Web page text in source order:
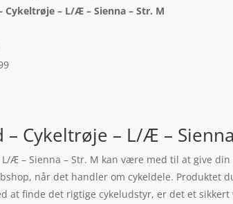
Cykeltrøje – L/Æ – Sienna – Str. M
– Cykeltrøje – L/Æ –
L/Æ – Sienna – Str. M kan være med til at give
når det handler om cykeldele.
at finde det rigtige cykeludstyr, er det et